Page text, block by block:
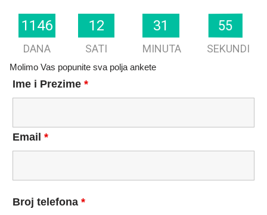
1146
1146
DANA
12
12
SATI
31
31
MINUTA
56
56
SEKUNDI
Molimo Vas popunite sva polja ankete
Ime i Prezime *
Email *
Broj telefona *